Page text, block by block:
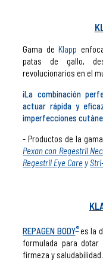
Gama deKlapp
patas de gallo,
revolucionarios en el
¡La combinación
actuar rápida y
imperfecciones
- Productos de la
Pexan con Regestril
Regestril Eye Care y
REPAGEN BODY®es la
formulada para
firmeza y saludabilidad.